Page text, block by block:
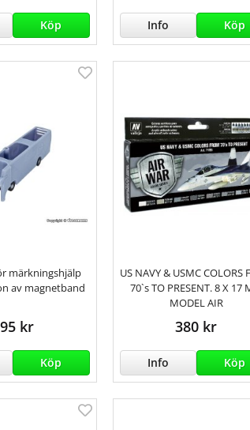
Köp Info Köp
märkningshjälp
av magnetband
kr
Köp
US NAVY & USMC COLORS
70`s TO PRESENT. 8 X 17
MODEL AIR
380 kr
Info Köp